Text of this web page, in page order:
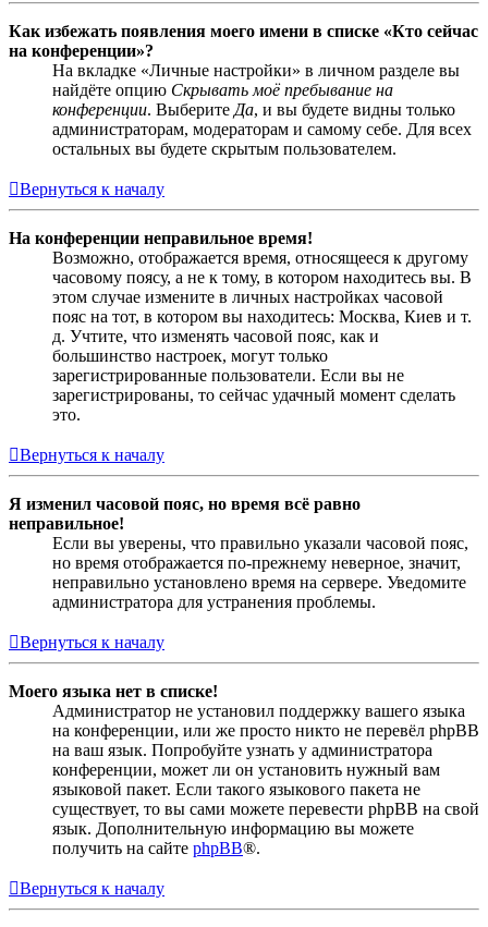
Как избежать появления моего имени в списке «Кто сейчас
на конференции»?
На вкладке «Личные настройки» в личном разделе вы
найдёте опцию Скрывать моё пребывание на
конференции. ВыберитеДа, и вы будете видны только
администраторам, модераторам и самому себе. Для всех
остальных вы будете скрытым пользователем.
Вернуться к началу
На конференции неправильное время!
Возможно, отображается время, относящееся к другому
часовому поясу, а не к тому, в котором находитесь вы. В
этом случае измените в личных настройках часовой
пояс на тот, в котором вы находитесь: Москва, Киев и т.
д. Учтите, что изменять часовой пояс, как и
большинство настроек, могут только
зарегистрированные пользователи. Если вы не
зарегистрированы, то сейчас удачный момент сделать
это.
Вернуться к началу
Я изменил часовой пояс, но время всё равно
неправильное!
Если вы уверены, что правильно указали часовой пояс,
но время отображается по-прежнему неверное, значит,
неправильно установлено время на сервере. Уведомите
администратора для устранения проблемы.
Вернуться к началу
Моего языка нет в списке!
Администратор не установил поддержку вашего языка
на конференции, или же просто никто не перевёл phpBB
на ваш язык. Попробуйте узнать у администратора
конференции, может ли он установить нужный вам
языковой пакет. Если такого языкового пакета не
существует, то вы сами можете перевести phpBB на свой
язык. Дополнительную информацию вы можете
получить на сайте phpBB®.
Вернуться к началу